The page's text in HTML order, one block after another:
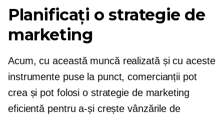
Planificați o strategie de
marketing
Acum, cu această muncă realizată și cu aceste
instrumente puse la punct, comercianții pot
crea și pot folosi o strategie de marketing
eficientă pentru a-și crește vânzările de